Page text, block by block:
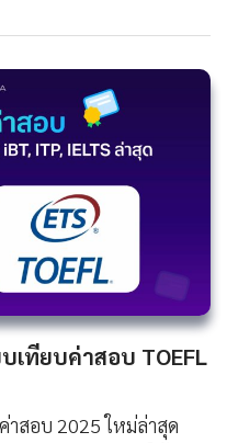
เทียบค่าสอบ TOEFL
าสอบ 2025 ใหม่ล่าสุด